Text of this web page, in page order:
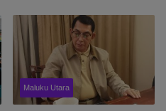
Maluku Utara